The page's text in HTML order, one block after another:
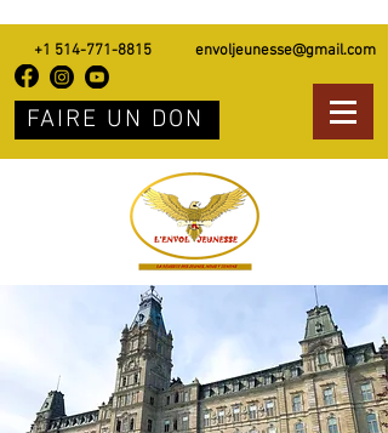
+1 514-771-8815 envoljeunesse@gmail.com
FAIRE UN DON